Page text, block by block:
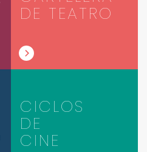
DE TEATRO
CICLOS
DE
CINE